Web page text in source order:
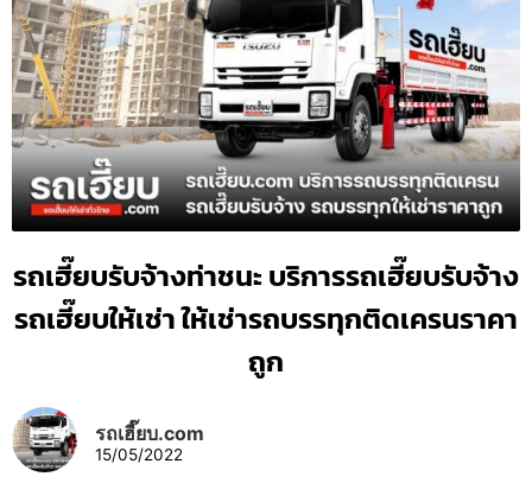
รถเฮี๊ยบรับจ้างท่าชนะ บริการรถเฮี๊ยบรับจ้าง
รถเฮี๊ยบให้เช่า ให้เช่ารถบรรทุกติดเครนราคา
ถูก
รถเฮี๊ยบ.com
15/05/2022